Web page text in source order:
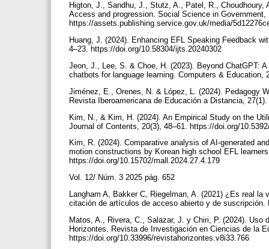
Higton, J., Sandhu, J., Stutz, A., Patel, R.,
Access and progression. Social Science in Government,
https://assets.publishing.service.gov.uk/media/
Huang, J. (2024). Enhancing EFL Speaking Feedback
4–23. https://doi.org/10.58304/ijts.20240302
Jeon, J., Lee, S. & Choe, H. (2023). Beyond ChatGPT:
chatbots for language learning. Computers &
Jiménez, E., Orenes, N. & López, L. (2024). Pedagogy
Revista Iberoamericana de Educación a Distancia,
Kim, N., & Kim, H. (2024). An Empirical Study on the
Journal of Contents, 20(3), 48–61. https://doi.org/
Kim, R. (2024). Comparative analysis of AI-generated
motion constructions by Korean high school EFL
https://doi.org/10.15702/mall.2024.27.4.179
Vol. 12/ Núm. 3 2025 pág. 652
Langham A, Bakker C, Riegelman, A. (2021) ¿Es real
citación de artículos de acceso abierto y de
Matos, A., Rivera, C., Salazar, J. y Chiri, P. (2024).
Horizontes. Revista de Investigación en Ciencias de la
https://doi.org/10.33996/revistahorizontes.v8i33.766